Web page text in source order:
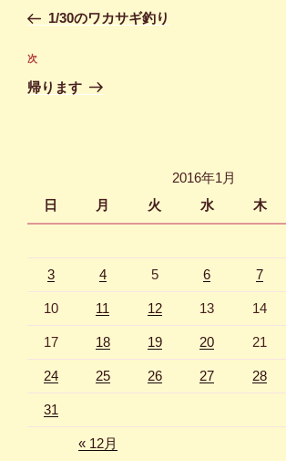
ナ
ビ
ゲ
の
稿
1/30のワカサギ釣り
次
の
次
帰ります
2016年1月
日
月 火 水 木
3 4 5 6 7
10 11 12 13 14
17 18 19 20 21
24 25 26 27 28
31
« 12月